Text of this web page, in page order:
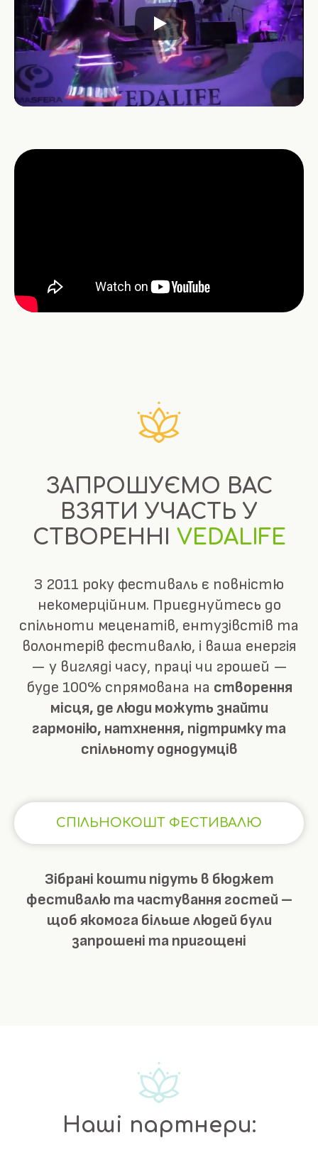
ЗАПРОШУЄМО ВАС
ВЗЯТИ УЧАСТЬ У
СТВОРЕННІ VEDALIFE
З 2011 року фестиваль є повністю
некомерційним. Приєднуйтесь до
спільноти меценатів, ентузівстів та
волонтерів фестивалю, і ваша енергія
— у вигляді часу, праці чи грошей —
буде 100% спрямована на створення
місця, де люди можуть знайти
гармонію, натхнення, підтримку та
спільноту однодумців
СПІЛЬНОКОШТ ФЕСТИВАЛЮ
Зібрані кошти підуть в бюджет
фестивалю та частування гостей –
щоб якомога більше людей були
запрошені та пригощені
Наші партнери: